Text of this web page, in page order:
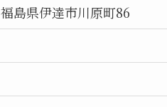
福島県伊達市川原町86